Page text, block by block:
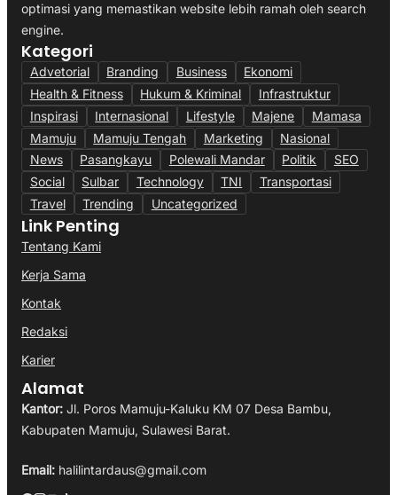
optimasi yang memastikan website lebih ramah oleh search
engine.
Kategori
Advetorial Branding Business
Ekonomi
Health & Fitness
Hukum & Kriminal
Infrastruktur
Inspirasi
Internasional Lifestyle Majene
Mamasa
Mamuju
Mamuju Tengah Marketing
Nasional
News
Pasangkayu Polewali Mandar Politik
SEO
Social
Sulbar Technology TNI
Transportasi
Travel
Trending Uncategorized
Link Penting
Tentang Kami
Kerja Sama
Kontak
Redaksi
Karier
Alamat
Kantor: Jl. Poros Mamuju-Kaluku KM 07 Desa Bambu,
Kabupaten Mamuju, Sulawesi Barat.
Email: halilintardaus@gmail.com